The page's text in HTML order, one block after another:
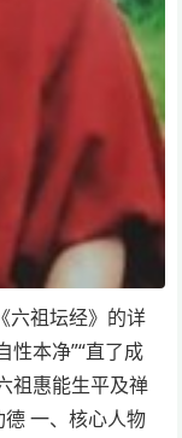
六祖坛经》的详
性本净”“直了成
祖惠能生平及禅
一、核心人物